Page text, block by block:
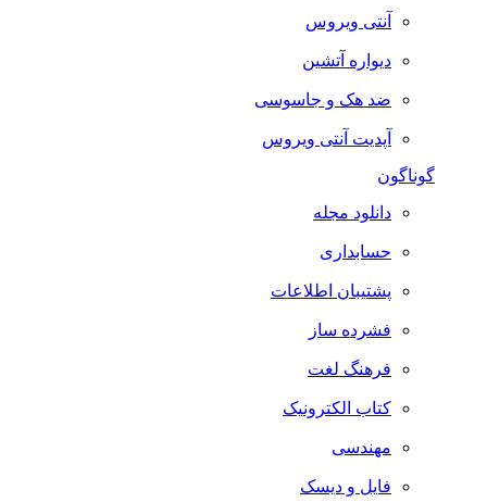
آنتی ویروس
دیواره آتشین
ضد هک و جاسوسی
آپدیت آنتی ویروس
گوناگون
دانلود مجله
حسابداری
پشتیبان اطلاعات
فشرده ساز
فرهنگ لغت
کتاب الکترونیک
مهندسی
فایل و دیسک